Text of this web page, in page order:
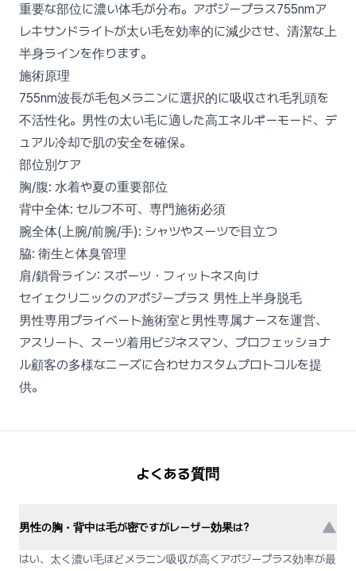
重要な部位に濃い体毛が分布。アポジープラス755nmア
レキサンドライトが太い毛を効率的に減少させ、清潔な上
半身ラインを作ります。
施術原理
755nm波長が毛包メラニンに選択的に吸収され毛乳頭を
不活性化。男性の太い毛に適した高エネルギーモード、デ
ュアル冷却で肌の安全を確保。
部位別ケア
胸/腹: 水着や夏の重要部位
背中全体: セルフ不可、専門施術必須
腕全体(上腕/前腕/手): シャツやスーツで目立つ
脇: 衛生と体臭管理
肩/鎖骨ライン: スポーツ・フィットネス向け
セイェクリニックのアポジープラス 男性上半身脱毛
男性専用プライベート施術室と男性専属ナースを運営、
アスリート、スーツ着用ビジネスマン、プロフェッショナ
ル顧客の多様なニーズに合わせカスタムプロトコルを提
供。
よくある質問
男性の胸・背中は毛が密ですがレーザー効果は? ▼
はい、太く濃い毛ほどメラニン吸収が高くアポジープラス効率が最